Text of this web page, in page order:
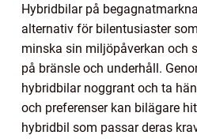
Hybridbilar på
alternativ för bilentusiaster
minska sin miljöpåverkan och
på bränsle och underhåll.
hybridbilar noggrant och ta
och preferenser kan bilägare
hybridbil som passar deras